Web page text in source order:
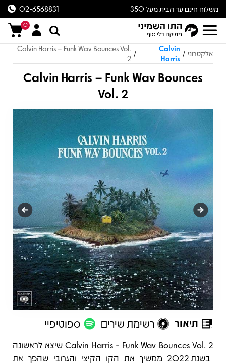
משלוח חינם עד הבית מעל 350
ש״ח
02-6568831
0
אלקטרוני /
Calvin
Harris
/
Calvin Harris – Funk Wav Bounces Vol.
2
Calvin Harris – Funk Wav Bounces
Vol. 2
תיאור רשימת שירים ספוטיפיי
תיאור
Calvin Harris - Funk Wav Bounces Vol. 2 שיצא לראשונה
בשנת 2022 ממשיך את הקו הקיצי והגרובי שהפך את